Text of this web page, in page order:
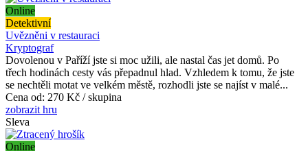
Online
Detektivní
Uvězněni v restauraci
Kryptograf
Dovolenou v Paříží jste si moc užili, ale nastal čas jet domů. Po
třech hodinách cesty vás přepadnul hlad. Vzhledem k tomu, že jste
se nechtěli motat ve velkém městě, rozhodli jste se najíst v malé...
Cena od: 270 Kč / skupina
zobrazit hru
Sleva
Online